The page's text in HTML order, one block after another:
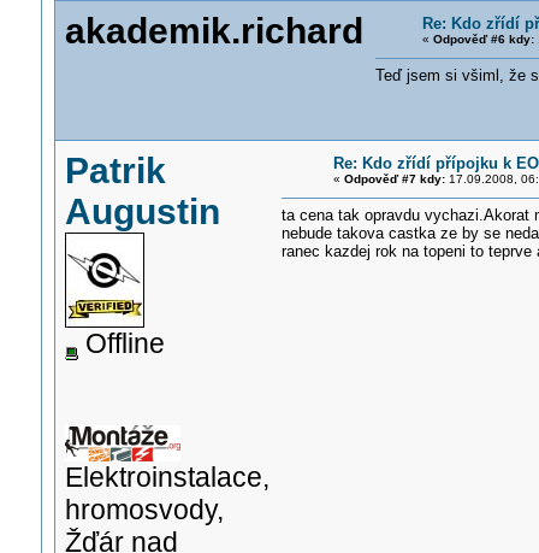
akademik.richard Re: Kdo zřídí
« Odpověď #6 kdy:
Teď jsem si všiml, že
Patrik
Augustin
Offline
Elektroinstalace,
hromosvody,
Žďár nad
Re: Kdo zřídí přípojku k
« Odpověď #7 kdy:17.09.2008,
ta cena tak opravdu vychazi.Akorat
nebude takova castka ze by se
ranec kazdej rok na topeni to